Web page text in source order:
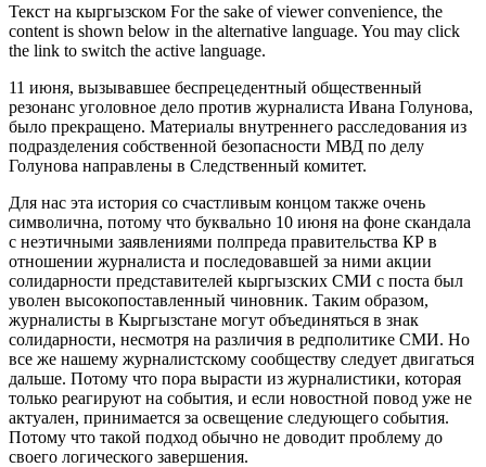
Текст на кыргызском For the sake of viewer convenience, the
content is shown below in the alternative language. You may click
the link to switch the active language.
11 июня, вызывавшее беспрецедентный общественный
резонанс уголовное дело против журналиста Ивана Голунова,
было прекращено. Материалы внутреннего расследования из
подразделения собственной безопасности МВД по делу
Голунова направлены в Следственный комитет.
Для нас эта история со счастливым концом также очень
символична, потому что буквально 10 июня на фоне скандала
с неэтичными заявлениями полпреда правительства КР в
отношении журналиста и последовавшей за ними акции
солидарности представителей кыргызских СМИ с поста был
уволен высокопоставленный чиновник. Таким образом,
журналисты в Кыргызстане могут объединяться в знак
солидарности, несмотря на различия в редполитике СМИ. Но
все же нашему журналистскому сообществу следует двигаться
дальше. Потому что пора вырасти из журналистики, которая
только реагируют на события, и если новостной повод уже не
актуален, принимается за освещение следующего события.
Потому что такой подход обычно не доводит проблему до
своего логического завершения.